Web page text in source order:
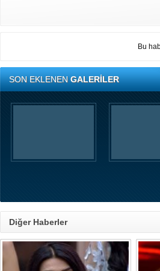
Bu
SON EKLENENGALERİLER
Diğer Haberler